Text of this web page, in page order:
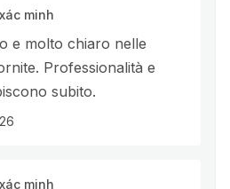
minh
e molto chiaro nelle
Professionalità e
subito.
minh